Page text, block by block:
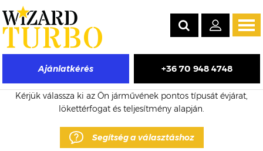
Ajánlatkérés +36 70 948 4748
BMW 520d eladó turbó árak
Kérjük válassza ki az Ön járművének pontos típusát évjárat,
lökettérfogat és teljesítmény alapján.
Segítség a választáshoz